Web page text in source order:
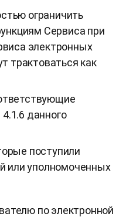
ограничить
Сервиса при
электронных
трактоваться как
данного
поступили
или уполномоченных
по электронной